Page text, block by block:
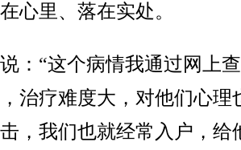
心里、落在实处。
“这个病情我通过网上
治疗难度大，对他们心理
，我们也就经常入户，给